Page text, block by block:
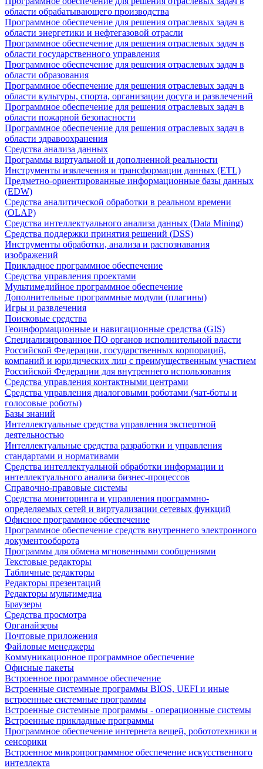
области обрабатывающего производства
Программное обеспечение для решения отраслевых задач в
области энергетики и нефтегазовой отрасли
Программное обеспечение для решения отраслевых задач в
области государственного управления
Программное обеспечение для решения отраслевых задач в
области образования
Программное обеспечение для решения отраслевых задач в
области культуры, спорта, организации досуга и развлечений
Программное обеспечение для решения отраслевых задач в
области пожарной безопасности
Программное обеспечение для решения отраслевых задач в
области здравоохранения
Средства анализа данных
Программы виртуальной и дополненной реальности
Инструменты извлечения и трансформации данных (ETL)
Предметно-ориентированные информационные базы данных
(EDW)
Средства аналитической обработки в реальном времени
(OLAP)
Средства интеллектуального анализа данных (Data Mining)
Средства поддержки принятия решений (DSS)
Инструменты обработки, анализа и распознавания
изображений
Прикладное программное обеспечение
Средства управления проектами
Мультимедийное программное обеспечение
Дополнительные программные модули (плагины)
Игры и развлечения
Поисковые средства
Геоинформационные и навигационные средства (GIS)
Специализированное ПО органов исполнительной власти
Российской Федерации, государственных корпораций,
компаний и юридических лиц с преимущественным участием
Российской Федерации для внутреннего использования
Средства управления контактными центрами
Средства управления диалоговыми роботами (чат-боты и
голосовые роботы)
Базы знаний
Интеллектуальные средства управления экспертной
деятельностью
Интеллектуальные средства разработки и управления
стандартами и нормативами
Средства интеллектуальной обработки информации и
интеллектуального анализа бизнес-процессов
Справочно-правовые системы
Средства мониторинга и управления программно-
определяемых сетей и виртуализации сетевых функций
Офисное программное обеспечение
Программное обеспечение средств внутреннего электронного
документооборота
Программы для обмена мгновенными сообщениями
Текстовые редакторы
Табличные редакторы
Редакторы презентаций
Редакторы мультимедиа
Браузеры
Средства просмотра
Органайзеры
Почтовые приложения
Файловые менеджеры
Коммуникационное программное обеспечение
Офисные пакеты
Встроенное программное обеспечение
Встроенные системные программы BIOS, UEFI и иные
встроенные системные программы
Встроенные системные программы - операционные системы
Встроенные прикладные программы
Программное обеспечение интернета вещей, робототехники и
сенсорики
Встроенное микропрограммное обеспечение искусственного
интеллекта